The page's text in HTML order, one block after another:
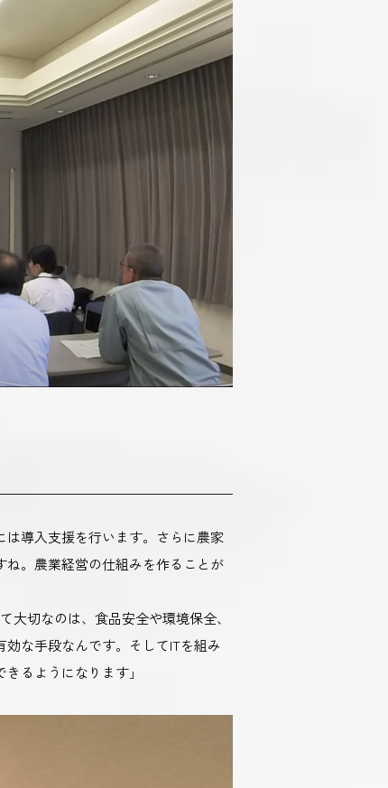
導入支援を行います。さらに農家
。農業経営の仕組みを作ることが
大切なのは、食品安全や環境保全、
な手段なんです。そしてITを組み
るようになります」